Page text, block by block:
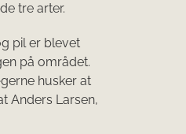
tre arter.
pil er blevet
på området.
husker at
Anders Larsen,